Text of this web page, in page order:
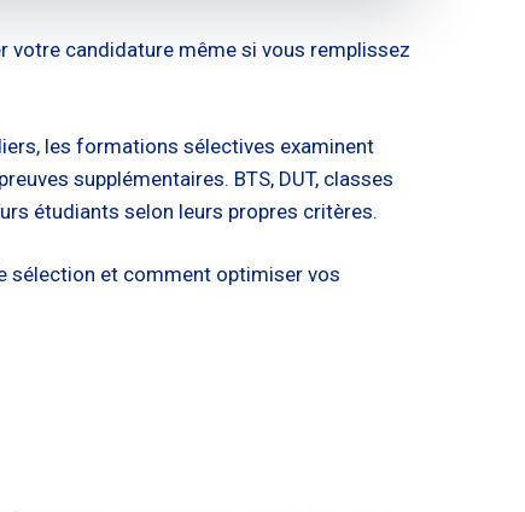
votre candidature même si vous remplissez
les formations sélectives examinent
supplémentaires. BTS, DUT, classes
étudiants selon leurs propres critères.
sélection et comment optimiser vos